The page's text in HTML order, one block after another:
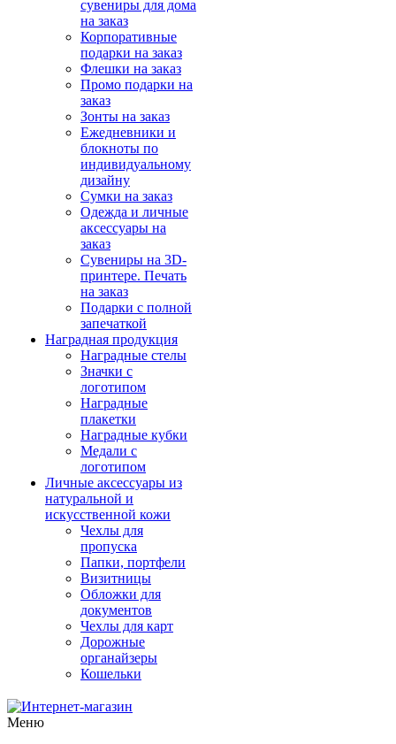
сувениры для дома
на заказ
Корпоративные
подарки на заказ
Флешки на заказ
Промо подарки на
заказ
Зонты на заказ
Ежедневники и
блокноты по
индивидуальному
дизайну
Сумки на заказ
Одежда и личные
аксессуары на
заказ
Сувениры на 3D-
принтере. Печать
на заказ
Подарки с полной
запечаткой
Наградная продукция
Наградные стелы
Значки с
логотипом
Наградные
плакетки
Наградные кубки
Медали с
логотипом
Личные аксессуары из
натуральной и
искусственной кожи
Чехлы для
пропуска
Папки, портфели
Визитницы
Обложки для
документов
Чехлы для карт
Дорожные
органайзеры
Кошельки
Меню